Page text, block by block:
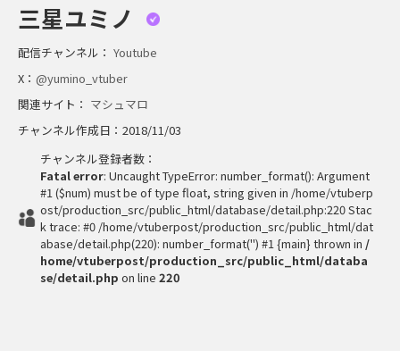
三星ユミノ
配信チャンネル： Youtube
X： @yumino_vtuber
関連サイト： マシュマロ
チャンネル作成日：2018/11/03
チャンネル登録者数：
Fatal error: Uncaught TypeError: number_format(): Argument
#1 ($num) must be of type float, string given in /home/vtuberp
ost/production_src/public_html/database/detail.php:220 Stac
k trace: #0 /home/vtuberpost/production_src/public_html/dat
abase/detail.php(220): number_format('') #1 {main} thrown in /
home/vtuberpost/production_src/public_html/databa
se/detail.php on line 220